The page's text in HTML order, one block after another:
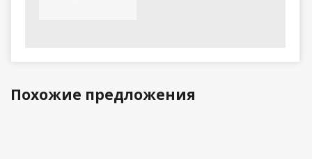
Похожие предложения